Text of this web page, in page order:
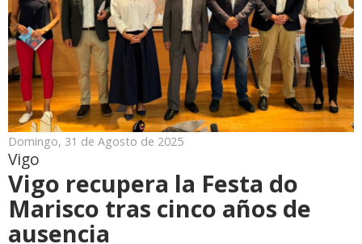
Domingo, 31 de Agosto de 2025
Vigo
Vigo recupera la Festa do
Marisco tras cinco años de
ausencia